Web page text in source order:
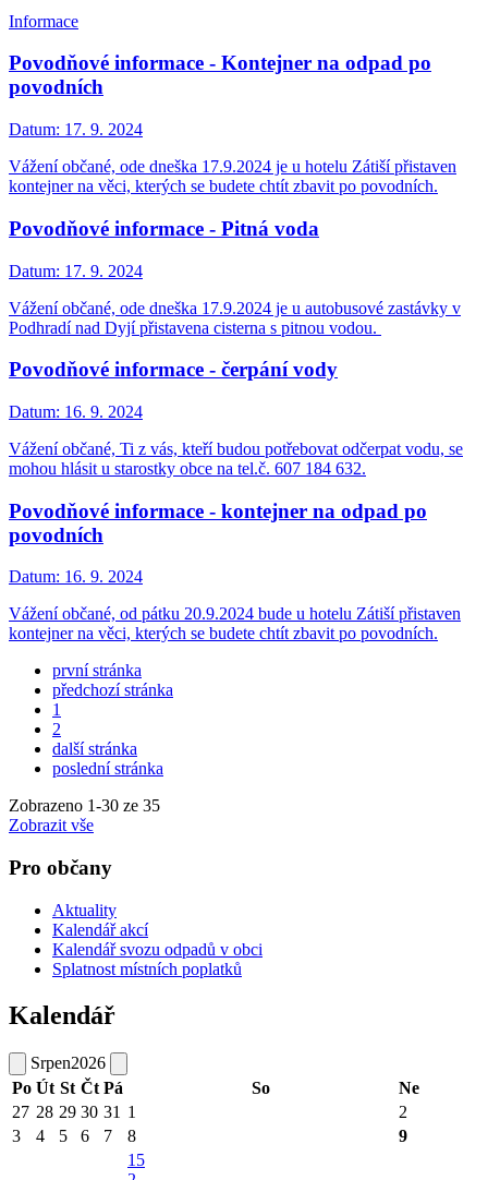
Informace
Povodňové informace - Kontejner na odpad po
povodních
Datum: 17. 9. 2024
Vážení občané, ode dneška 17.9.2024 je u hotelu Zátiší přistaven
kontejner na věci, kterých se budete chtít zbavit po povodních.
Povodňové informace - Pitná voda
Datum: 17. 9. 2024
Vážení občané, ode dneška 17.9.2024 je u autobusové zastávky v
Podhradí nad Dyjí přistavena cisterna s pitnou vodou.
Povodňové informace - čerpání vody
Datum: 16. 9. 2024
Vážení občané, Ti z vás, kteří budou potřebovat odčerpat vodu, se
mohou hlásit u starostky obce na tel.č. 607 184 632.
Povodňové informace - kontejner na odpad po
povodních
Datum: 16. 9. 2024
Vážení občané, od pátku 20.9.2024 bude u hotelu Zátiší přistaven
kontejner na věci, kterých se budete chtít zbavit po povodních.
první stránka
předchozí stránka
1
2
další stránka
poslední stránka
Zobrazeno 1-30 ze 35
Zobrazit vše
Pro občany
Aktuality
Kalendář akcí
Kalendář svozu odpadů v obci
Splatnost místních poplatků
Kalendář
Srpen2026
Po Út St Čt Pá So
Ne
27 28 29 30 31 1
2
3
4 5 6 7 8 9
15